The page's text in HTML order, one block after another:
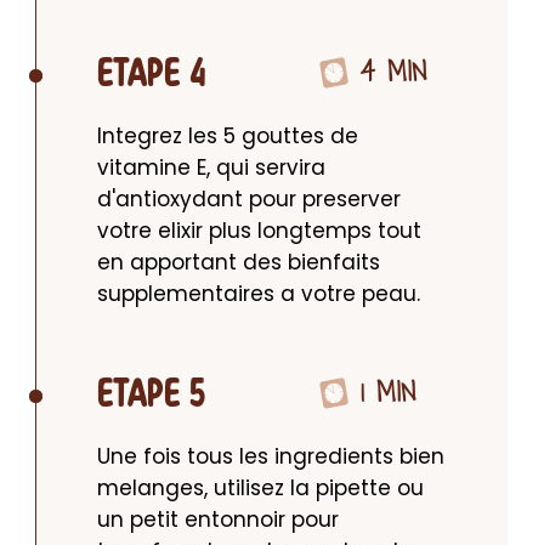
ETAPE 4 4 MIN
Integrez les 5 gouttes de
vitamine E, qui servira
d'antioxydant pour preserver
votre elixir plus longtemps tout
en apportant des bienfaits
supplementaires a votre peau.
ETAPE 5 1 MIN
Une fois tous les ingredients bien
melanges, utilisez la pipette ou
un petit entonnoir pour